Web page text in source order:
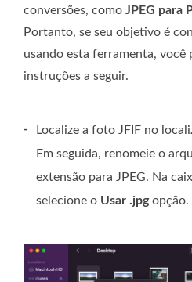
conversões, como JPEG para
Portanto, se seu objetivo é
usando esta ferramenta, você
instruções a seguir.
-
Localize a foto JFIF no
Em seguida, renomeie o
extensão para JPEG. Na
selecione o Usar .jpgopção.